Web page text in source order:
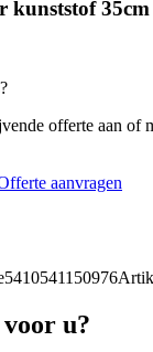
kunststof 35cm
offerte aan of
aanvragen
5410541150976
u?